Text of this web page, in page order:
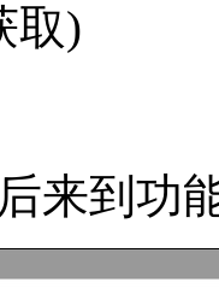
取)
来到功